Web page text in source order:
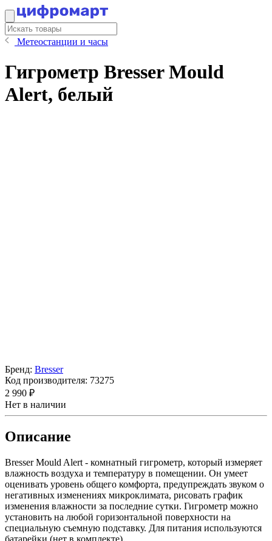
Метеостанции и часы
Гигрометр Bresser Mould
Alert, белый
Бренд: Bresser
Код производителя: 73275
2 990 ₽
Нет в наличии
Описание
Bresser Mould Alert - комнатный гигрометр, который измеряет
влажность воздуха и температуру в помещении. Он умеет
оценивать уровень общего комфорта, предупреждать звуком о
негативных изменениях микроклимата, рисовать график
изменения влажности за последние сутки. Гигрометр можно
установить на любой горизонтальной поверхности на
специальную съемную подставку. Для питания используются